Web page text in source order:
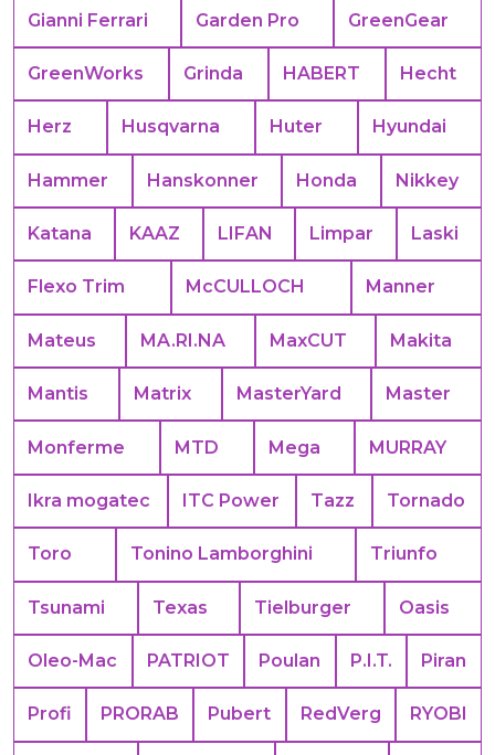
Gianni Ferrari Garden Pro GreenGear
GreenWorks Grinda HABERT Hecht
Herz Husqvarna Huter Hyundai
Hammer Hanskonner Honda Nikkey
Katana KAAZ LIFAN Limpar Laski
Flexo Trim McCULLOCH Manner
Mateus MA.RI.NA MaxCUT Makita
Mantis Matrix MasterYard Master
Monferme MTD Mega MURRAY
Ikra mogatec ITC Power Tazz Tornado
Toro Tonino Lamborghini Triunfo
Tsunami Texas Tielburger Oasis
Oleo-Mac PATRIOT Poulan P.I.T. Piran
Profi PRORAB Pubert RedVerg RYOBI